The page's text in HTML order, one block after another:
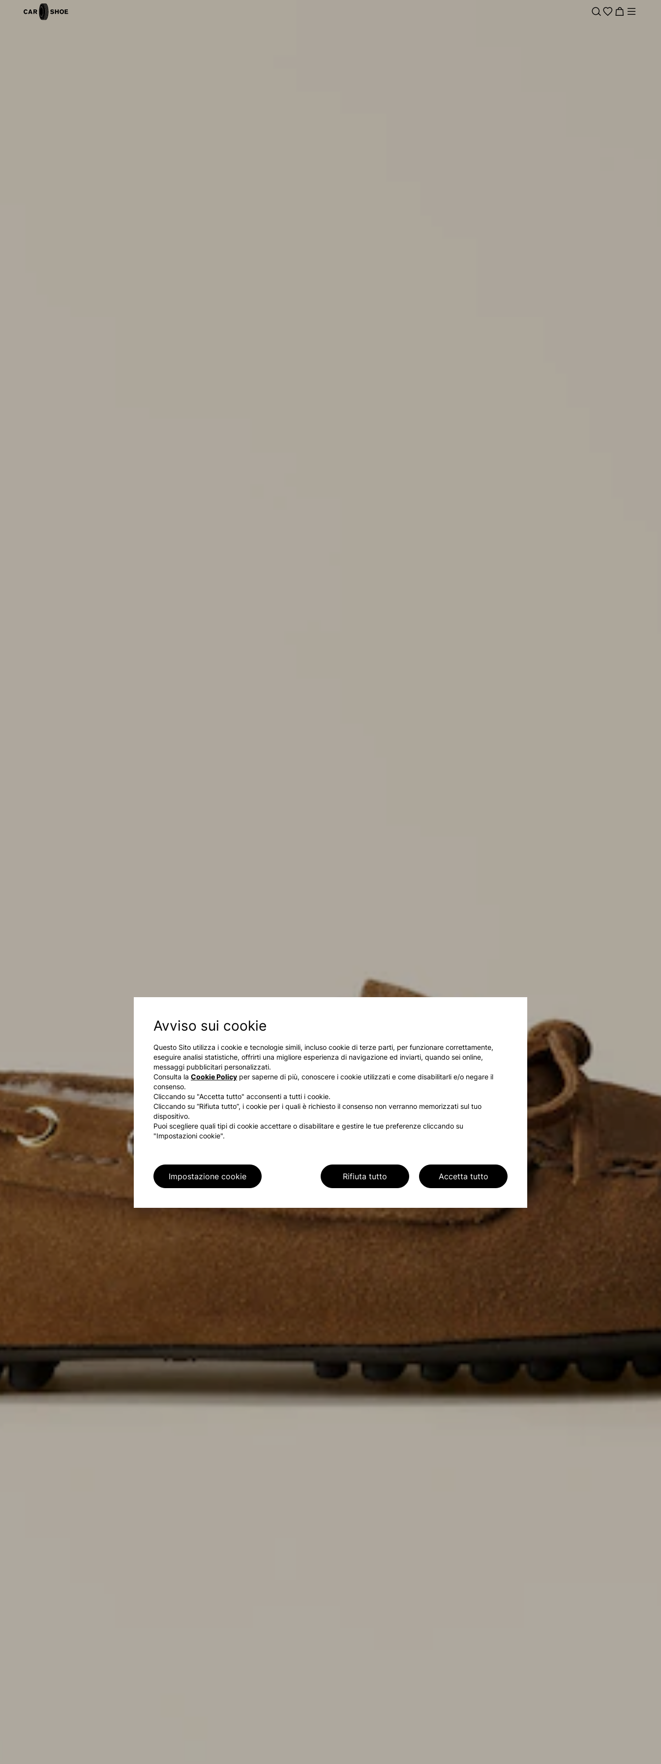
Avviso sui cookie
Questo Sito utilizza i cookie e tecnologie simili, incluso cookie di terze parti, per funzionare correttamente,
eseguire analisi statistiche, offrirti una migliore esperienza di navigazione ed inviarti, quando sei online,
messaggi pubblicitari personalizzati.
Consulta la Cookie Policy per saperne di più, conoscere i cookie utilizzati e come disabilitarli e/o negare il
consenso.
Cliccando su "Accetta tutto" acconsenti a tutti i cookie.
Cliccando su “Rifiuta tutto”, i cookie per i quali è richiesto il consenso non verranno memorizzati sul tuo
dispositivo.
Puoi scegliere quali tipi di cookie accettare o disabilitare e gestire le tue preferenze cliccando su
"Impostazioni cookie".
Accetta tutto
Rifiuta tutto
Impostazione cookie